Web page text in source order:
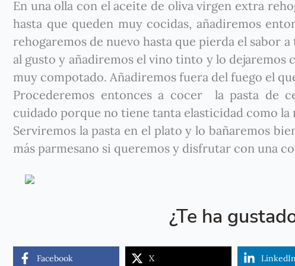
En una olla con el aceite de oliva virgen extra
hasta que queden muy cocidas, añadiremos
rehogaremos de nuevo hasta que pierda el sabor
al gusto y añadiremos el vino tinto y lo dejaremos
muy compotado. Añadiremos fuera del fuego el
Procederemos entonces a cocer la pasta de
cuidado porque no tiene tanta elasticidad como la
Serviremos la pasta en el plato y lo bañaremos
más parmesano si queremos y disfrutar con una
¿Te ha
Facebook X LinkedIn